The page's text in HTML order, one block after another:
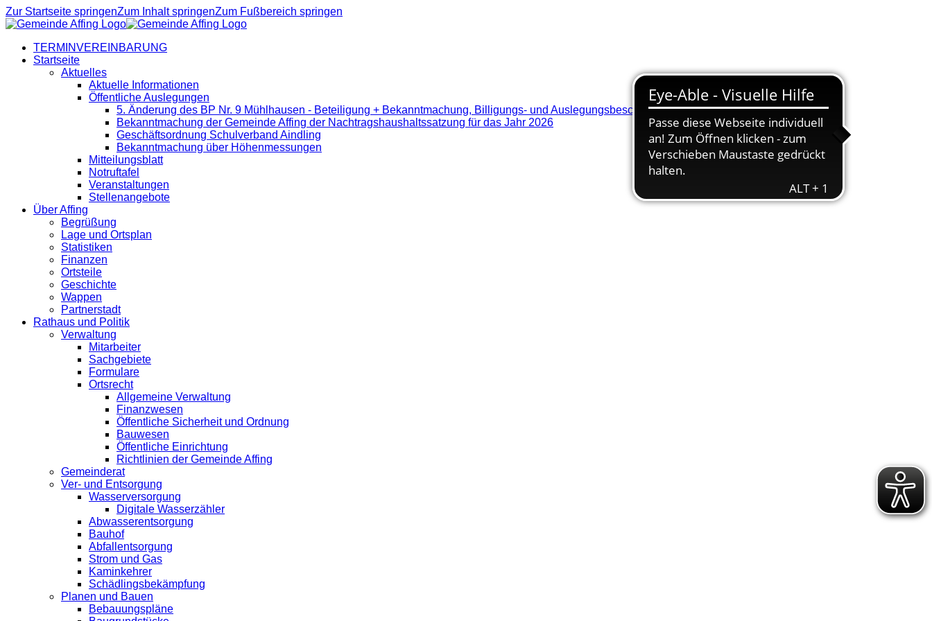
Zur Startseite springenZum Inhalt springenZum Fußbereich springen
TERMINVEREINBARUNG
Startseite
Aktuelles
Aktuelle Informationen
Öffentliche Auslegungen
5. Änderung des BP Nr. 9 Mühlhausen - Beteiligung + Bekanntmachung, Billigungs- und Auslegungsbeschluss
Bekanntmachung der Gemeinde Affing der Nachtragshaushaltssatzung für das Jahr 2026
Geschäftsordnung Schulverband Aindling
Bekanntmachung über Höhenmessungen
Mitteilungsblatt
Notruftafel
Veranstaltungen
Stellenangebote
Über Affing
Begrüßung
Lage und Ortsplan
Statistiken
Finanzen
Ortsteile
Geschichte
Wappen
Partnerstadt
Rathaus und Politik
Verwaltung
Mitarbeiter
Sachgebiete
Formulare
Ortsrecht
Allgemeine Verwaltung
Finanzwesen
Öffentliche Sicherheit und Ordnung
Bauwesen
Öffentliche Einrichtung
Richtlinien der Gemeinde Affing
Gemeinderat
Ver- und Entsorgung
Wasserversorgung
Digitale Wasserzähler
Abwasserentsorgung
Bauhof
Abfallentsorgung
Strom und Gas
Kaminkehrer
Schädlingsbekämpfung
Planen und Bauen
Bebauungspläne